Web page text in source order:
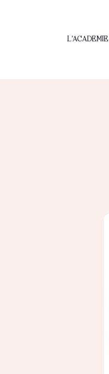
L’ACADEMIE